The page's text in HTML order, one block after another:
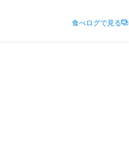
がしてあり、野球場の中でもビー
ある人で、メニュー内容からも
食べログで見る